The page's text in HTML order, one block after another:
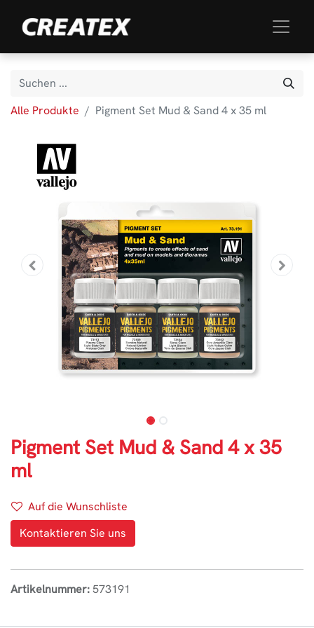
Alle Produkte Pigment Set Mud & Sand 4 x 35 ml
Pigment Set Mud & Sand 4 x 35
ml
Auf die Wunschliste
Kontaktieren Sie uns
Artikelnummer:573191